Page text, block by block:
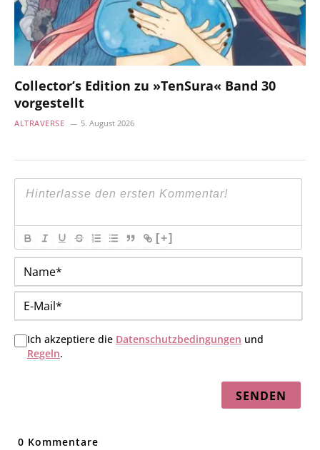
Collector’s Edition zu »TenSura« Band 30
vorgestellt
ALTRAVERSE 5. August 2026
[+]
Ich akzeptiere die Datenschutzbedingungen und
Regeln.
0 Kommentare